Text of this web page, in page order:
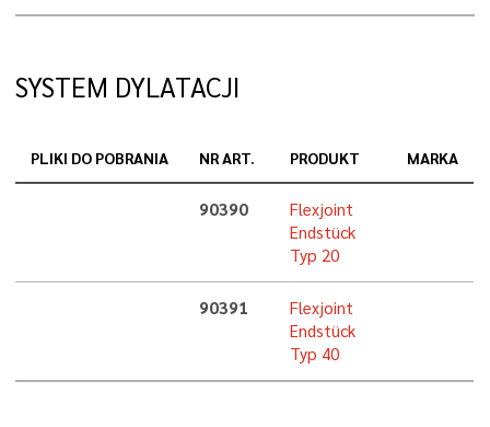
SYSTEM DYLATACJI
PLIKI DO POBRANIA NR ART. PRODUKT MARKA
90390
Flexjoint
Endstück
Typ 20
90391
Flexjoint
Endstück
Typ 40